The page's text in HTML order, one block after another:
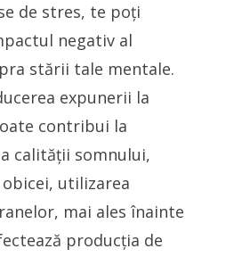
de stres, te poți
negativ al
stării tale mentale.
expunerii la
contribui la
calității somnului,
obicei, utilizarea
mai ales înainte
producția de